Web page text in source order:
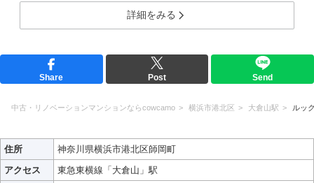
詳細をみる
Share Post Send
中古・リノベーションマンションならcowcamo 横浜市港北区 大倉山駅 ルッ
住所
神奈川県横浜市港北区師岡町
アクセス
東急東横線「大倉山」駅